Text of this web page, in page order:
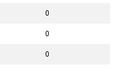
0
0
0